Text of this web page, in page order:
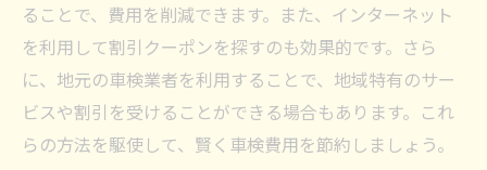
ることで、費用を削減できます。また、インターネット
を利用して割引クーポンを探すのも効果的です。さら
に、地元の車検業者を利用することで、地域特有のサー
ビスや割引を受けることができる場合もあります。これ
らの方法を駆使して、賢く車検費用を節約しましょう。